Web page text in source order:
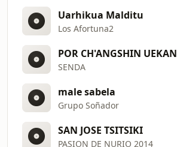
Uarhikua Malditu
Los Afortuna2
POR CH'ANGSHIN UEKAN
SENDA
male sabela
Grupo Soñador
SAN JOSE TSITSIKI
PASION DE NURIO 2014